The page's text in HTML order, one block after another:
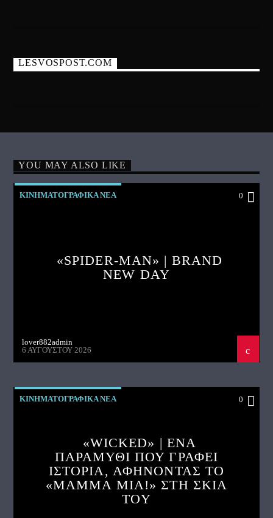
LESVOSPOST.COM
YOU MAY ALSO LIKE
ΚΙΝΗΜΑΤΟΓΡΑΦΙΚΑ ΝΕΑ 0
«SPIDER-MAN» | BRAND
NEW DAY
lover882admin
6 ΑΥΓΟΎΣΤΟΥ 2026
ΚΙΝΗΜΑΤΟΓΡΑΦΙΚΑ ΝΕΑ 0
«WICKED» | ΈΝΑ
ΠΑΡΑΜΥΘΙ ΠΟΥ ΓΡΑΦΕΙ
ΙΣΤΟΡΙΑ, ΑΦΗΝΟΝΤΑΣ ΤΟ
«MAMMA MIA!» ΣΤΗ ΣΚΙΑ
ΤΟΥ